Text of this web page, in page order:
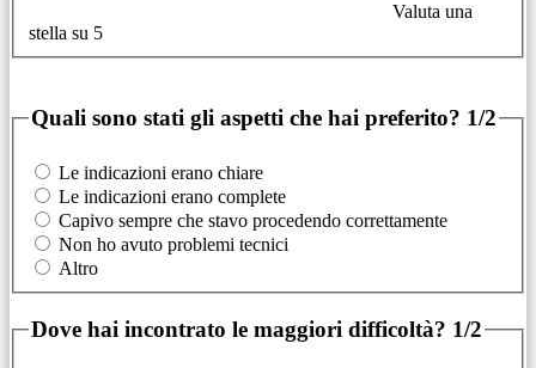
Valuta una
stella su 5
Quali sono stati gli aspetti che hai preferito? 1/2
Le indicazioni erano chiare
Le indicazioni erano complete
Capivo sempre che stavo procedendo correttamente
Non ho avuto problemi tecnici
Altro
Dove hai incontrato le maggiori difficoltà? 1/2